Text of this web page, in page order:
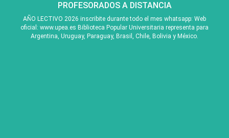
PROFESORADOS A DISTANCIA
AÑO LECTIVO 2026 inscribite durante todo el mes whatsapp: Web
oficial: www.upea.es Biblioteca Popular Universitaria representa para
Argentina, Uruguay, Paraguay, Brasil, Chile, Bolivia y México.